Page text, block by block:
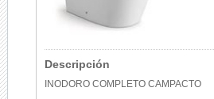
Descripción
INODORO COMPLETO CAMPACTO